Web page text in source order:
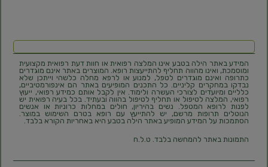
המידע באתר הילה בטבע אינו המלצה רפואית או חוות דעת רפואית מקצועית
ומוסמכת, ואינו מהווה תחליף להתייעצות רופא. המוצרים באתר אינם מוגדרים
כתרופה ואינם מוגדרים לטפל, למנוע או לרפא מחלה כלשהי וייתכן שלא
נבדקו במחקרים קליניים. כל התכנים המופיעים באתר הם אינפורמטיביים,
כלליים ומיועדים לצורכי העשרה ולימוד. אין לקבל אותם כמידע רפואי, ייעוץ
רפואי, המלצה לטיפול או תחליף לטיפול בהווה ובעתיד. בכל בעיה רפואית יש
לפנות לרופא המטפל. נשים בהיריון, חולים במחלות כרוניות או אנשים
הנוטלים תרופות מרשם, יש להתייעץ עם רופא בטרם השימוש במוצר.
הסתמכות על המידע המופיע באתר הילה בטבע היא באחריות הקורא בלבד.
התמונות באתר להמחשה בלבד. ט.ל.ח